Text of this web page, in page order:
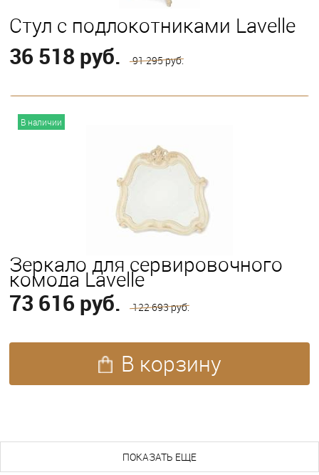
Стул с подлокотниками Lavelle
36 518 руб. 91 295 руб.
В наличии
Зеркало для сервировочного
комода Lavelle
73 616 руб. 122 693 руб.
В корзину
ПОКАЗАТЬ ЕЩЕ